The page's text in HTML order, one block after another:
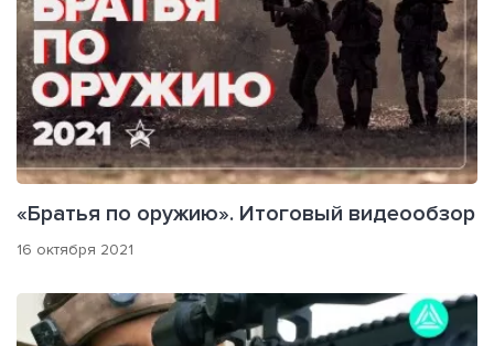
«Братья по оружию». Итоговый видеообзор
16 октября 2021